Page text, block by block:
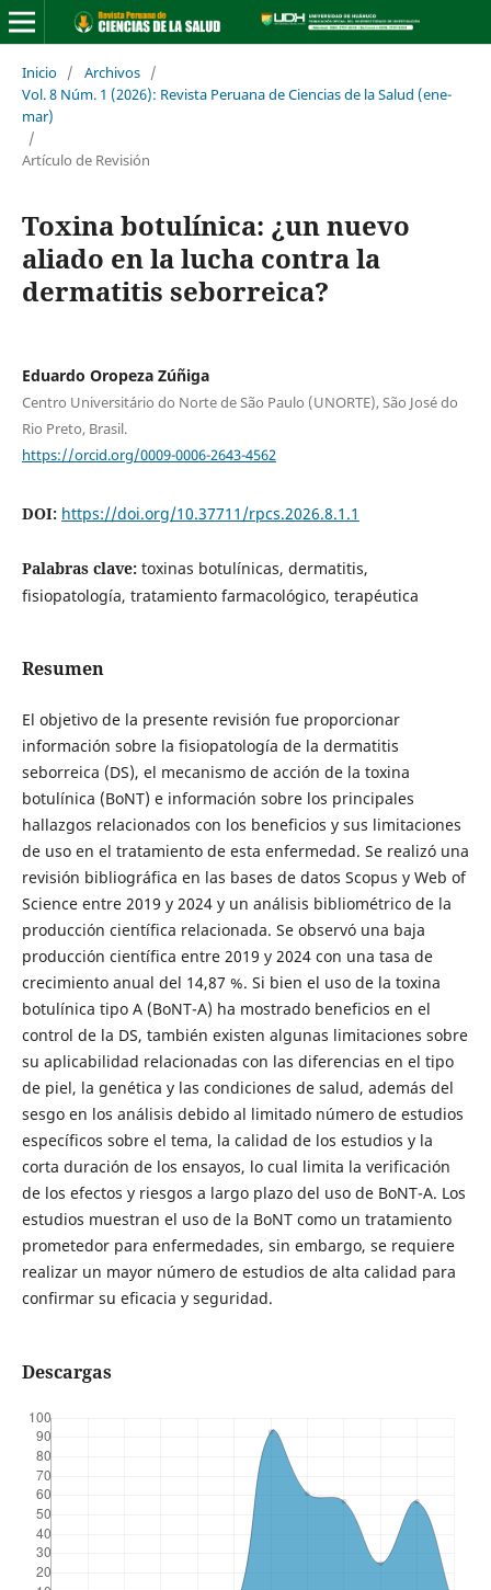
Inicio / Archivos /
Vol. 8 Núm. 1 (2026): Revista Peruana de Ciencias de la Salud (ene-
mar)
/
Artículo de Revisión
Toxina botulínica: ¿un nuevo
aliado en la lucha contra la
dermatitis seborreica?
Eduardo Oropeza Zúñiga
Centro Universitário do Norte de São Paulo (UNORTE), São José do
Rio Preto, Brasil.
https://orcid.org/0009-0006-2643-4562
DOI: https://doi.org/10.37711/rpcs.2026.8.1.1
Palabras clave: toxinas botulínicas, dermatitis,
fisiopatología, tratamiento farmacológico, terapéutica
Resumen
El objetivo de la presente revisión fue proporcionar
información sobre la fisiopatología de la dermatitis
seborreica (DS), el mecanismo de acción de la toxina
botulínica (BoNT) e información sobre los principales
hallazgos relacionados con los beneficios y sus limitaciones
de uso en el tratamiento de esta enfermedad. Se realizó una
revisión bibliográfica en las bases de datos Scopus y Web of
Science entre 2019 y 2024 y un análisis bibliométrico de la
producción científica relacionada. Se observó una baja
producción científica entre 2019 y 2024 con una tasa de
crecimiento anual del 14,87 %. Si bien el uso de la toxina
botulínica tipo A (BoNT-A) ha mostrado beneficios en el
control de la DS, también existen algunas limitaciones sobre
su aplicabilidad relacionadas con las diferencias en el tipo
de piel, la genética y las condiciones de salud, además del
sesgo en los análisis debido al limitado número de estudios
específicos sobre el tema, la calidad de los estudios y la
corta duración de los ensayos, lo cual limita la verificación
de los efectos y riesgos a largo plazo del uso de BoNT-A. Los
estudios muestran el uso de la BoNT como un tratamiento
prometedor para enfermedades, sin embargo, se requiere
realizar un mayor número de estudios de alta calidad para
confirmar su eficacia y seguridad.
Descargas